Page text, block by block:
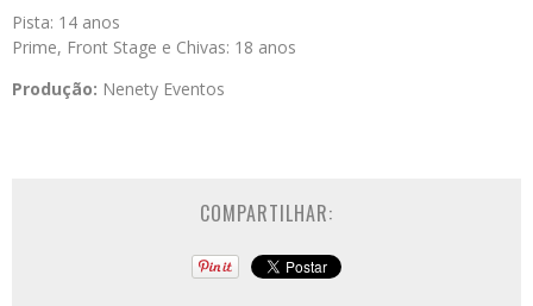
Pista: 14 anos
Prime, Front Stage e Chivas: 18 anos
Produção: Nenety Eventos
COMPARTILHAR: